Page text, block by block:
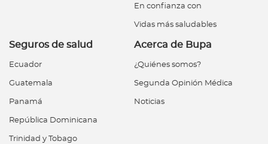
En confianza con
Vidas más saludables
Seguros de salud
Ecuador
Guatemala
Panamá
República Dominicana
Trinidad y Tobago
Acerca de Bupa
¿Quiénes somos?
Segunda Opinión Médica
Noticias